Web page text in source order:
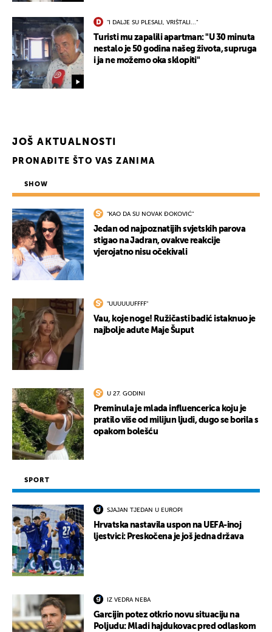
"I DALJE SU PLESALI, VRIŠTALI..."
Turisti mu zapalili apartman: "U 30 minuta
nestalo je 50 godina našeg života, supruga
i ja ne možemo oka sklopiti"
JOŠ AKTUALNOSTI
PRONAĐITE ŠTO VAS ZANIMA
SHOW
"KAO DA SU NOVAK ĐOKOVIĆ"
Jedan od najpoznatijih svjetskih parova
stigao na Jadran, ovakve reakcije
vjerojatno nisu očekivali
"UUUUUUFFFF"
Vau, koje noge! Ružičasti badić istaknuo je
najbolje adute Maje Šuput
U 27. GODINI
Preminula je mlada influencerica koju je
pratilo više od milijun ljudi, dugo se borila s
opakom bolešću
SPORT
SJAJAN TJEDAN U EUROPI
Hrvatska nastavila uspon na UEFA-inoj
ljestvici: Preskočena je još jedna država
IZ VEDRA NEBA
Garcijin potez otkrio novu situaciju na
Poljudu: Mladi hajdukovac pred odlaskom